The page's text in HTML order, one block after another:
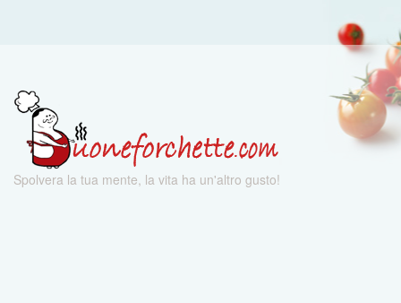
Spolvera la tua mente, la vita ha un'altro gusto!